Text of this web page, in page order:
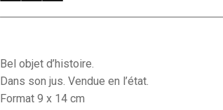
-
Guerre
14/18
-
Bel objet d’histoire.
Dans son jus. Vendue en l’état.
Format 9 x 14 cm